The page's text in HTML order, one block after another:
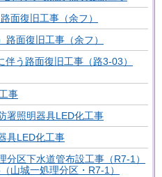
面復旧工事（余フ）
路面復旧工事（余フ）
伴う路面復旧工事（路3-03）
事
署照明器具LED化工事
具LED化工事
区下水道管布設工事（R7-1）
山城一処理分区・R7-1）